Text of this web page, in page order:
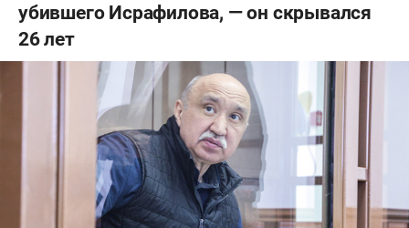
убившего Исрафилова, — он скрывался
26 лет